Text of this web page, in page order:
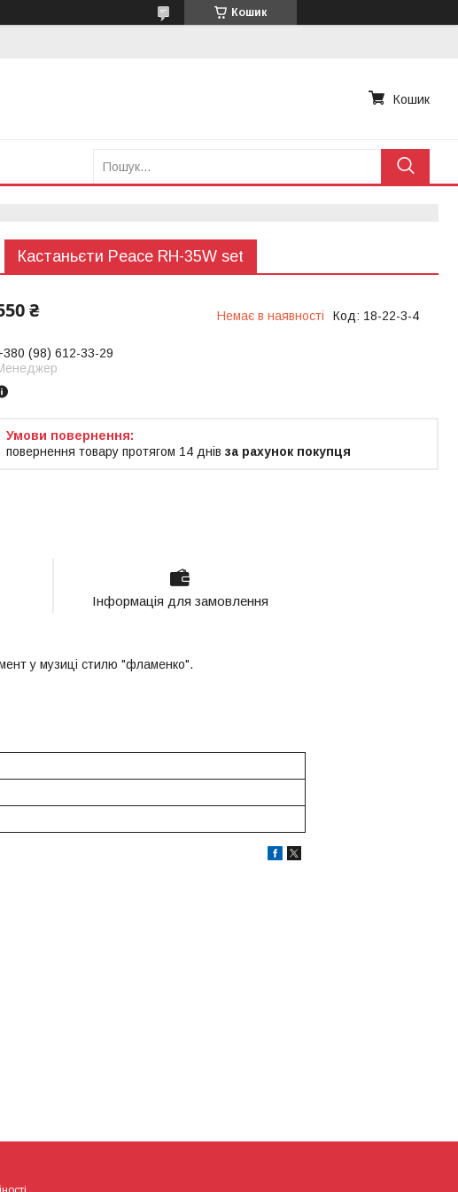
Кошик
Кошик
Кастаньєти Peace RH-35W set
₴ Немає в наявності Код: 18-22-3-4
(98) 612-33-29
повернення товару протягом 14 днів за рахунок покупця
Інформація для замовлення
у музиці стилю "фламенко".